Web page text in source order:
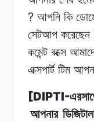
? আপনি কি
সেটআপ করেছেন
কমেন্ট বক্সে
এক্সপার্ট টিম
[DIPTI-
আপনার ডিজিটাল